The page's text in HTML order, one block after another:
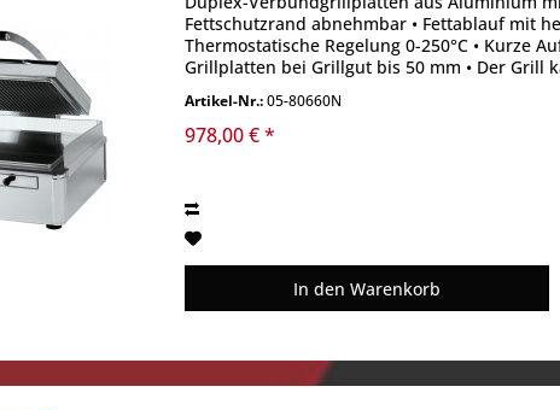
Fettschutzrand abnehmbar • Fettablauf mit
Thermostatische Regelung 0-250°C • Kurze
Grillplatten bei Grillgut bis 50 mm • Der Grill
Artikel-Nr.:05-80660N
978,00 € *
In den Warenkorb